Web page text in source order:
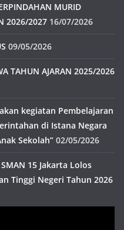
MURID
2026/2027 16/07/2026
09/05/2026
TAHUN AJARAN 2025/2026
kegiatan Pembelajaran
di Istana Negara
Sekolah” 02/05/2026
15 Jakarta Lolos
Tinggi Negeri Tahun 2026